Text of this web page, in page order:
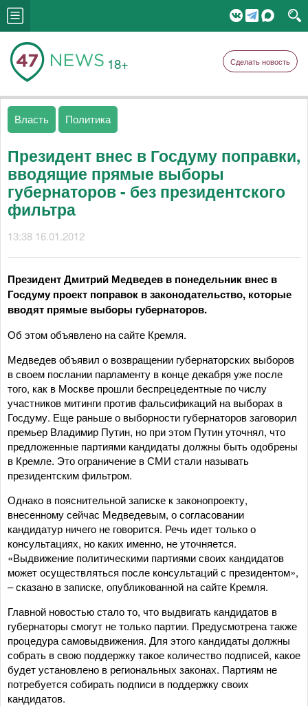
18+ Сделать новость
Власть Политика
Президент внес в Госдуму поправки,
вводящие прямые выборы
губернаторов - без президентского
фильтра
13:38 16.01.2012
Президент Дмитрий Медведев в понедельник внес в
Госдуму проект поправок в законодательство, которые
вводят прямые выборы губернаторов.
Об этом объявлено на сайте Кремля.
Медведев объявил о возвращении губернаторских выборов
в своем послании парламенту в конце декабря уже после
того, как в Москве прошли беспрецедентные по числу
участников митинги против фальсификаций на выборах в
Госдуму. Еще раньше о выборности губернаторов заговорил
премьер Владимир Путин, но при этом Путин уточнял, что
предложенные партиями кандидаты должны быть одобрены
в Кремле. Это ограничение в СМИ стали называть
президентским фильтром.
Однако в пояснительной записке к законопроекту,
внесенному сейчас Медведевым, о согласовании
кандидатур ничего не говорится. Речь идет только о
консультациях, но каких именно, не уточняется.
«Выдвижение политическими партиями своих кандидатов
может осуществляться после консультаций с президентом»,
– сказано в записке, опубликованной на сайте Кремля.
Главной новостью стало то, что выдвигать кандидатов в
губернаторы смогут не только партии. Предусмотрена также
процедура самовыдвижения. Для этого кандидаты должны
собрать в свою поддержку такое количество подписей, какое
будет установлено в региональных законах. Партиям не
потребуется собирать подписи в поддержку своих
кандидатов.